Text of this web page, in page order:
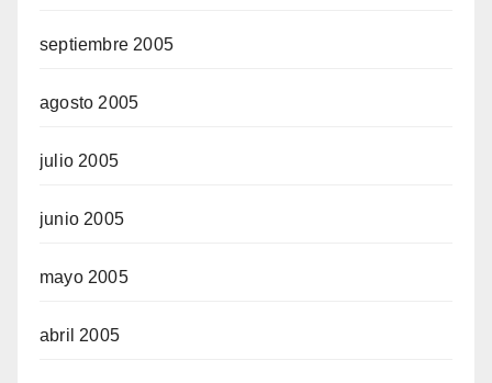
septiembre 2005
agosto 2005
julio 2005
junio 2005
mayo 2005
abril 2005